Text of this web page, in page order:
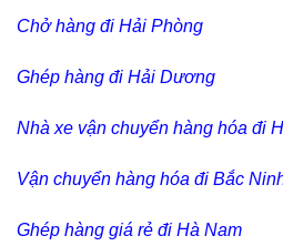
Chở hàng đi Hải Phòng
Ghép hàng đi Hải Dương
Nhà xe vận chuyển hàng hóa đi
Vận chuyển hàng hóa đi Bắc
Ghép hàng giá rẻ đi Hà Nam